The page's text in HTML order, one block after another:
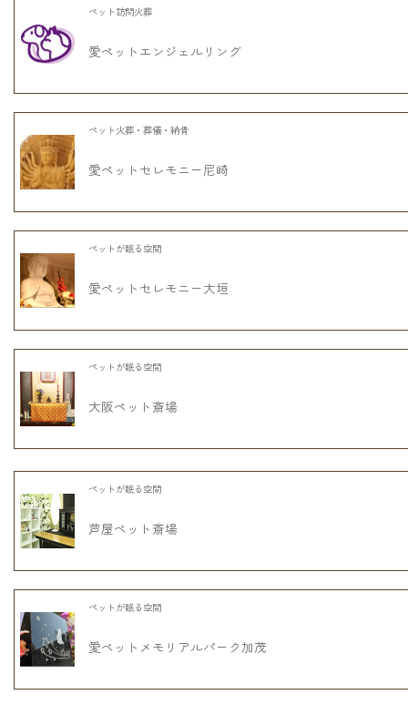
ペット訪問火葬
愛ペットエンジェルリング
ペット火葬・葬儀・納骨
愛ペットセレモニー尼崎
ペットが眠る空間
愛ペットセレモニー大垣
ペットが眠る空間
大阪ペット斎場
ペットが眠る空間
芦屋ペット斎場
ペットが眠る空間
愛ペットメモリアルパーク加茂